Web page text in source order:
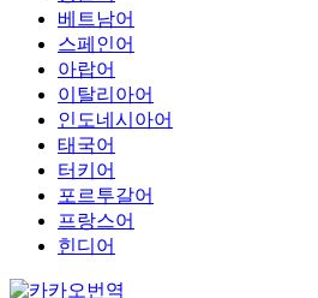
베트남어
스페인어
아랍어
이탈리아어
인도네시아어
태국어
터키어
포르투갈어
프랑스어
힌디어